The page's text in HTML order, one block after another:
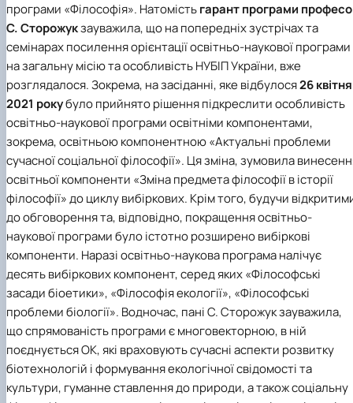
програми «Філософія». Натомістьгарант програми
С. Сторожукзауважила, що на попередніх зустрічах та
семінарах посилення орієнтації освітньо-наукової програми
на загальну місію та особливість НУБІП України, вже
розглядалося. Зокрема, на засіданні, яке відбулося26 квітня
2021 рокубуло прийнято рішення підкреслити особливість
освітньо-наукової програми освітніми компонентами,
зокрема, освітньою компонентною «Актуальні проблеми
сучасної соціальної філософії». Ця зміна, зумовила
освітньої компоненти «Зміна предмета філософії в історії
філософії» до циклу вибіркових. Крім того, будучи
до обговорення та, відповідно, покращення освітньо-
наукової програми було істотно розширено вибіркові
компоненти. Наразі освітньо-наукова програма налічує
десять вибіркових компонент, серед яких «Філософські
засади біоетики», «Філософія екології», «Філософські
проблеми біології». Водночас, пані С. Сторожук зауважила,
що спрямованість програми є многовекторною, в ній
поєднується ОК, які враховують сучасні аспекти розвитку
біотехнологій і формування екологічної свідомості та
культури, гуманне ставлення до природи, а також соціальну